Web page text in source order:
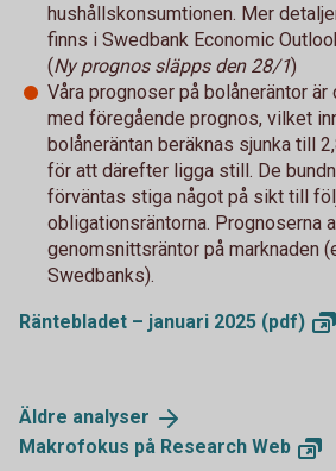
hushållskonsumtionen. Mer
finns i Swedbank Economic
(Ny prognos släpps den 28/1)
Våra prognoser på bolåneräntor
med föregående prognos, vilket
bolåneräntan beräknas sjunka till
för att därefter ligga still. De
förväntas stiga något på sikt till
obligationsräntorna. Prognoserna
genomsnittsräntor på marknaden
Swedbanks).
Räntebladet – januari 2025 (pdf)
Äldre analyser
Makrofokus på Research Web